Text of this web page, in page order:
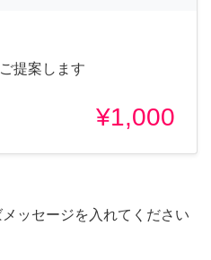
提案します
¥1,000
ッセージを入れてください